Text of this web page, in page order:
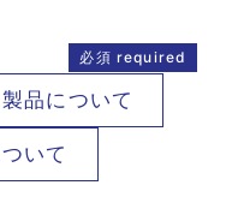
製品について
いて